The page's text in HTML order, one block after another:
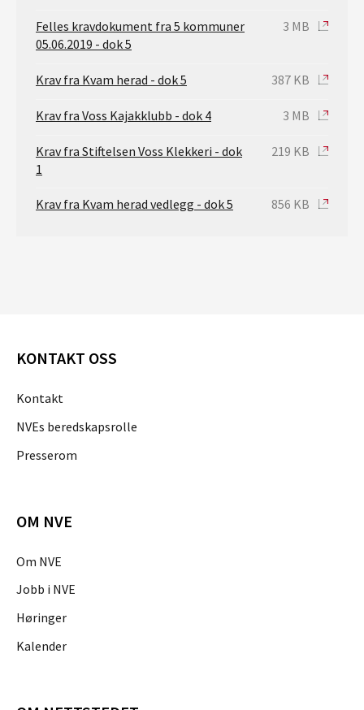
Felles kravdokument fra 5 kommuner
05.06.2019 - dok 5
3 MB
Krav fra Kvam herad - dok 5 387 KB
Krav fra Voss Kajakklubb - dok 4 3 MB
Krav fra Stiftelsen Voss Klekkeri - dok
1
219 KB
Krav fra Kvam herad vedlegg - dok 5 856 KB
KONTAKT OSS
Kontakt
NVEs beredskapsrolle
Presserom
OM NVE
Om NVE
Jobb i NVE
Høringer
Kalender